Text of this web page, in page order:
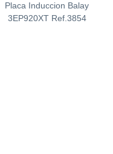
Placa Induccion Balay
3EP920XT Ref.3854